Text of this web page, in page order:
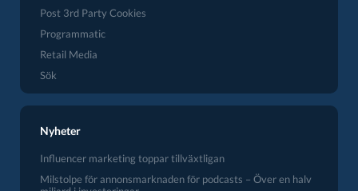
Post 3rd Party Cookies
Programmatic
Retail Media
Sök
Nyheter
Influencer marketing toppar tillväxtligan
Milstolpe för annonsmarknaden för podcasts – Över en halv